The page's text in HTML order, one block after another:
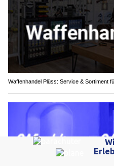
Waffenhandel Plüss: Service & Sortiment